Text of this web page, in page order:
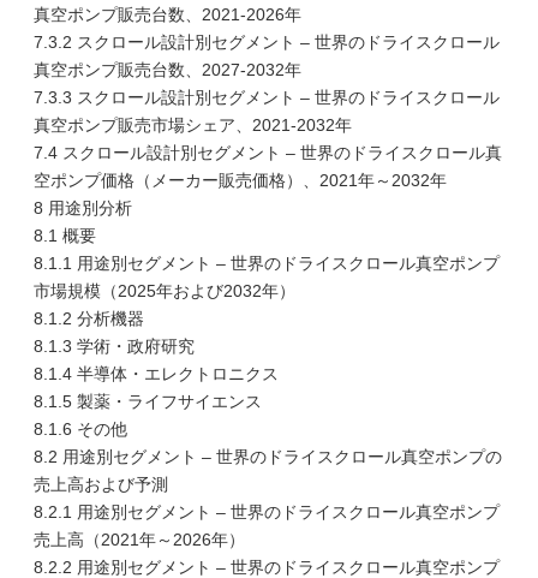
真空ポンプ販売台数、2021-2026年
7.3.2 スクロール設計別セグメント – 世界のドライスクロール
真空ポンプ販売台数、2027-2032年
7.3.3 スクロール設計別セグメント – 世界のドライスクロール
真空ポンプ販売市場シェア、2021-2032年
7.4 スクロール設計別セグメント – 世界のドライスクロール真
空ポンプ価格（メーカー販売価格）、2021年～2032年
8 用途別分析
8.1 概要
8.1.1 用途別セグメント – 世界のドライスクロール真空ポンプ
市場規模（2025年および2032年）
8.1.2 分析機器
8.1.3 学術・政府研究
8.1.4 半導体・エレクトロニクス
8.1.5 製薬・ライフサイエンス
8.1.6 その他
8.2 用途別セグメント – 世界のドライスクロール真空ポンプの
売上高および予測
8.2.1 用途別セグメント – 世界のドライスクロール真空ポンプ
売上高（2021年～2026年）
8.2.2 用途別セグメント – 世界のドライスクロール真空ポンプ